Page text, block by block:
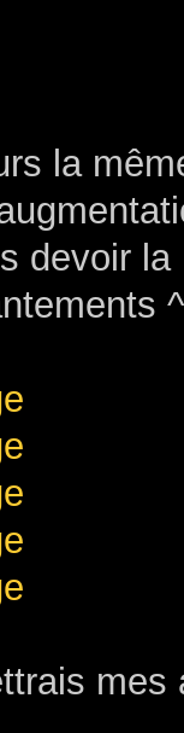
la
devoir la
mes